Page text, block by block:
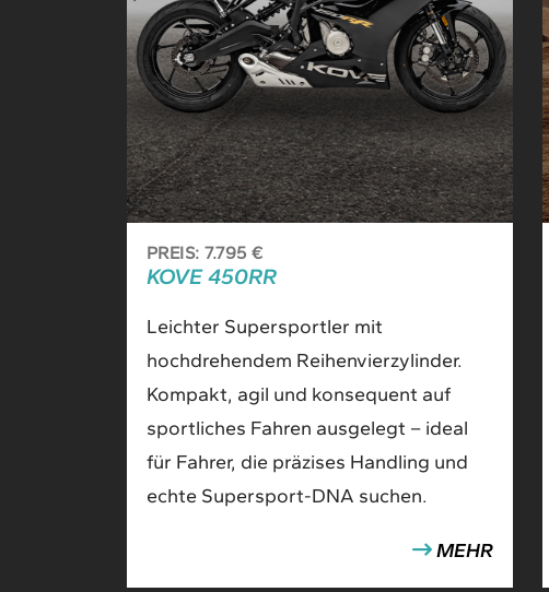
PREIS: 7.795 €
KOVE 450RR
Leichter Supersportler mit
hochdrehendem Reihenvierzylinder.
Kompakt, agil und konsequent auf
sportliches Fahren ausgelegt – ideal
für Fahrer, die präzises Handling und
echte Supersport-DNA suchen.
MEHR